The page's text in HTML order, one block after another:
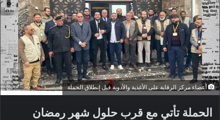
أعضاء مركز الرقابة على الأغذية والأدوية قبل إنطلاق الحملة
الحملة تأتي مع قرب حلول شهر رمضان